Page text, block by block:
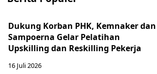
Dukung Korban PHK, Kemnaker dan
Sampoerna Gelar Pelatihan
Upskilling dan Reskilling Pekerja
16 Juli 2026